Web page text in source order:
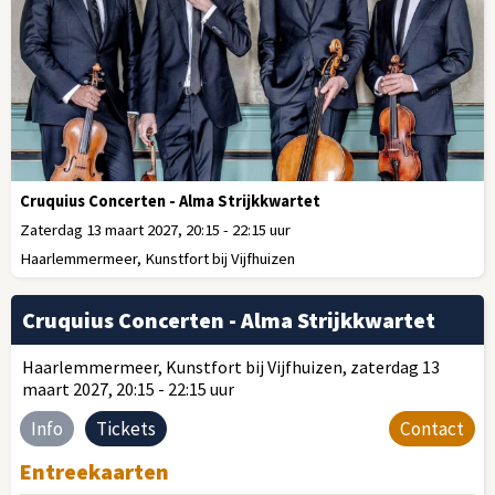
Cruquius Concerten - Alma Strijkkwartet
Zaterdag 13 maart 2027, 20:15 - 22:15 uur
Haarlemmermeer, Kunstfort bij Vijfhuizen
Cruquius Concerten - Alma Strijkkwartet
Haarlemmermeer, Kunstfort bij Vijfhuizen, zaterdag 13
maart 2027, 20:15 - 22:15 uur
Info Tickets Contact
Entreekaarten